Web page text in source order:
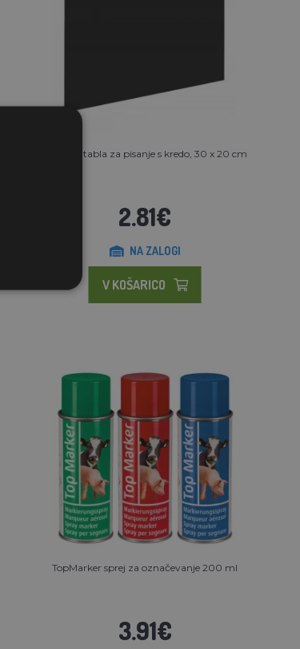
Stabilna tabla za pisanje s kredo, 30 x 20 cm
2.81€
NA ZALOGI
V KOŠARICO
TopMarker sprej za označevanje 200 ml
3.91€